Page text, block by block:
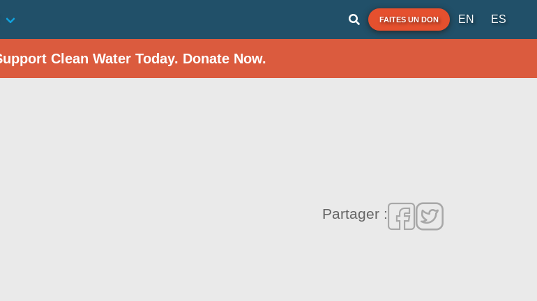
FAITES UN DON EN ES
Clean Water Today. Donate Now.
Partager :